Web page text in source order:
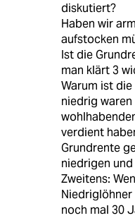
diskutiert?
Haben wir
aufstocken
Ist die
man klärt 3
Warum ist die
niedrig waren
verdient
Grundrente
niedrigen
Zweitens:
noch mal 30